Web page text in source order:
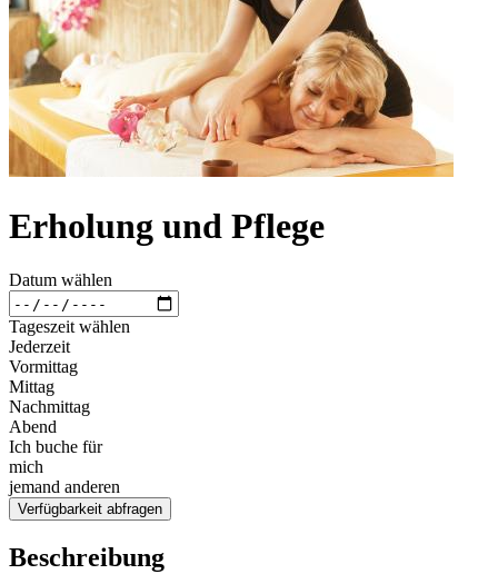
Erholung und Pflege
Datum wählen
Tageszeit wählen
Jederzeit
Vormittag
Mittag
Nachmittag
Abend
Ich buche für
mich
jemand anderen
Verfügbarkeit abfragen
Beschreibung